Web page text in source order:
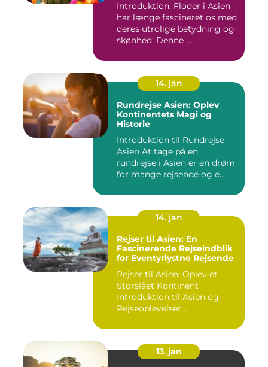
Introduktion: Floder i Asien
har længe fascineret os med
deres utrolige betydning og
skønhed. Denne ...
14. jan
Rundrejse Asien: Oplev
Kontinentets Magi og
Historie
Introduktion til Rundrejse
Asien At tage på en
rundrejse i Asien er en drøm
for mange rejsende og e...
14. jan
Rejser til Asien: En
Fascinerende Rejseindblik
for Eventyrlystne Rejsende
Rejser til Asien: Oplev et
Storslået Kontinent
Introduktion til Asien og
Rejseoplevelser ...
13. jan